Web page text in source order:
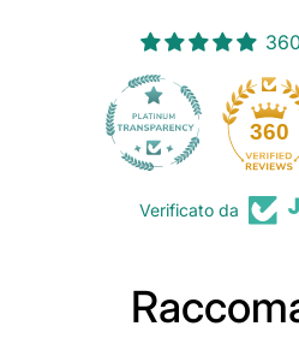
360
Verificato da